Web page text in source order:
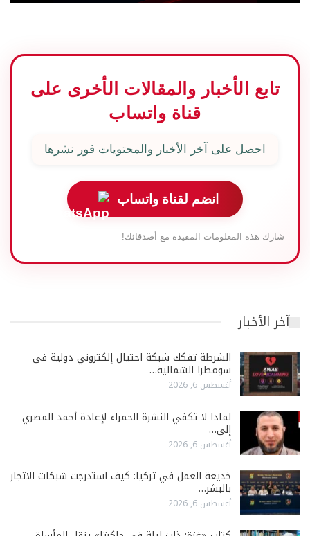
تابع الأخبار والمقالات الأخرى على
قناة واتساب
احصل على آخر الأخبار والمحتويات فور نشرها
انضم لقناة واتساب
شارك هذه المعلومات المفيدة مع أصدقائك!
آخر الأخبار
الشرطة تفكك شبكة احتيال إلكتروني دولية في
سومطرا الشمالية…
أغسطس 6, 2026
لماذا لا تكفي النشرة الحمراء لإعادة أحمد المصري
إلى…
أغسطس 6, 2026
خديعة العمل في تركيا: كيف استدرجت شبكات الاتجار
بالبشر…
أغسطس 6, 2026